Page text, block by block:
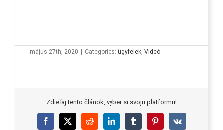
május 27th, 2020 Categories: ügyfelek, Videó
Zdieľaj tento článok, vyber si svoju platformu!
Facebook
X RedditLinkedInTumblrPinterest
Vk